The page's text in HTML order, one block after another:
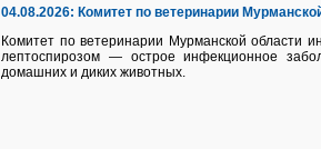
04.08.2026: Комитет по ветеринарии
Комитет по ветеринарии Мурманской области
лептоспирозом — острое инфекционное
домашних и диких животных.